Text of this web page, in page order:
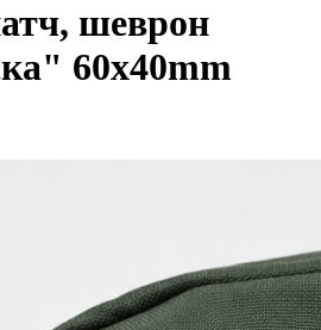
шеврон
60x40mm